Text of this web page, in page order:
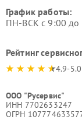
График работы:
ПН-ВСК с 9:00 до
Рейтинг
4.9-5.0
ООО "Русервис"
ИНН 7702633247
ОГРН